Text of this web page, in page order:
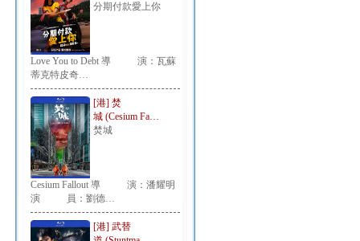
分期付款愛上你
Love You to Debt 導 演：瓦蘇
蒂克特皮奇…
[港] 焚
城 (Cesium Fa…
焚城
Cesium Fallout 導 演：潘耀明
演 員：劉德…
[港] 武替